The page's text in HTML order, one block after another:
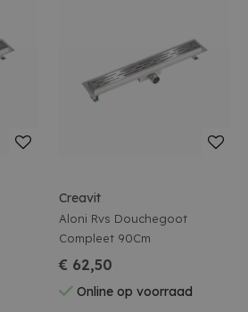
Creavit
Aloni Rvs Douchegoot
Compleet 90Cm
€ 62,50
Online op voorraad